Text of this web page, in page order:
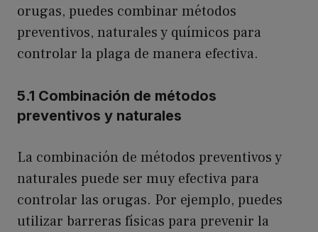
orugas, puedes combinar métodos
preventivos, naturales y químicos para
controlar la plaga de manera efectiva.
5.1 Combinación de métodos
preventivos y naturales
La combinación de métodos preventivos y
naturales puede ser muy efectiva para
controlar las orugas. Por ejemplo, puedes
utilizar barreras físicas para prevenir la